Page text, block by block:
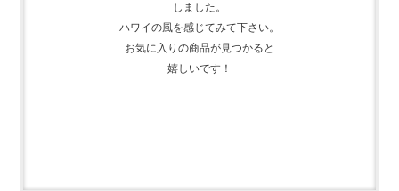
しました。
ハワイの風を感じてみて下さい。
お気に入りの商品が見つかると
嬉しいです！